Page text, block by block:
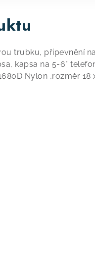
trubku, připevnění
kapsa na 5-6"
Nylon ,rozměr 18